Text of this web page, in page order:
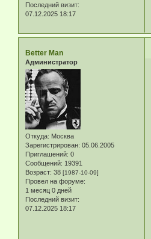
Последний визит:
07.12.2025 18:17
Better Man
Администратор
Откуда: Москва
Зарегистрирован: 05.06.2005
Приглашений: 0
Сообщений: 19391
Возраст: 38 [1987-10-09]
Провел на форуме:
1 месяц 0 дней
Последний визит:
07.12.2025 18:17